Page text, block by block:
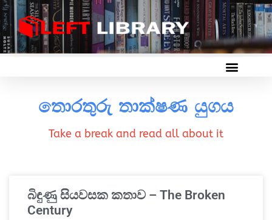
තොරතුරු තාක්ෂණ යුගය
Take a break and read all about it
බිඳුණු සියවසක කතාව – The Broken
Century